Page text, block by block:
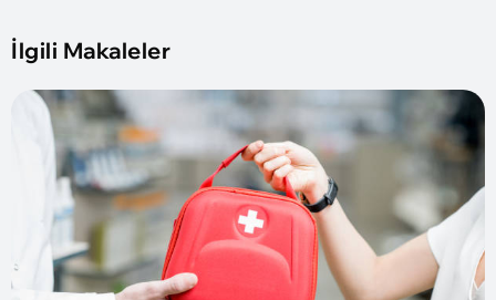
İlgili Makaleler